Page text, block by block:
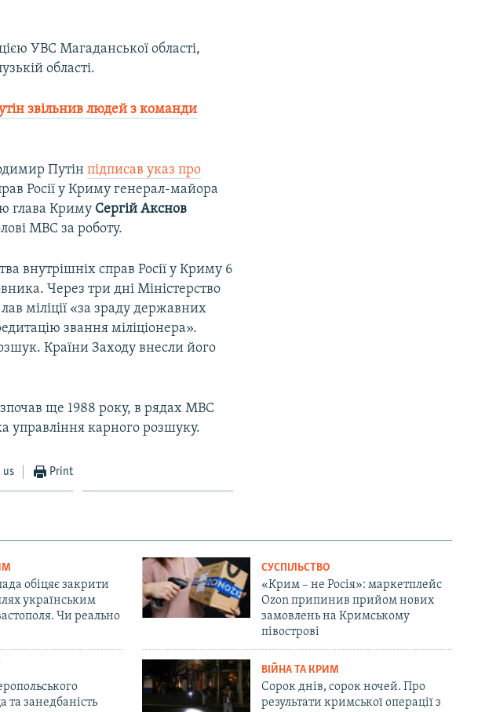
УВС Магаданської області,
області.
звільнив людей з команди
Путінпідписав указ про
Росії у Криму генерал-майора
глава Криму Сергій Акснов
МВС за роботу.
внутрішніх справ Росії у Криму 6
Через три дні Міністерство
міліції «за зраду державних
звання міліціонера».
Країни Заходу внесли його
ще 1988 року, в рядах МВС
управління карного розшуку.
us Print
обіцяє закрити
українським
Чи реально
СУСПІЛЬСТВО
«Крим – не Росія»: маркетплейс
Ozon припинив прийом нових
замовлень на Кримському
півострові
та занедбаність
ВІЙНА ТА КРИМ
Сорок днів, сорок ночей. Про
результати кримської операції з